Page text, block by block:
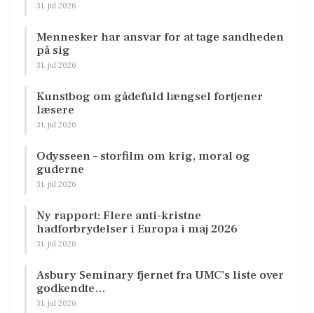
31. jul 2026
Mennesker har ansvar for at tage sandheden
på sig
31. jul 2026
Kunstbog om gådefuld længsel fortjener
læsere
31. jul 2026
Odysseen – storfilm om krig, moral og
guderne
31. jul 2026
Ny rapport: Flere anti-kristne
hadforbrydelser i Europa i maj 2026
31. jul 2026
Asbury Seminary fjernet fra UMC’s liste over
godkendte…
31. jul 2026